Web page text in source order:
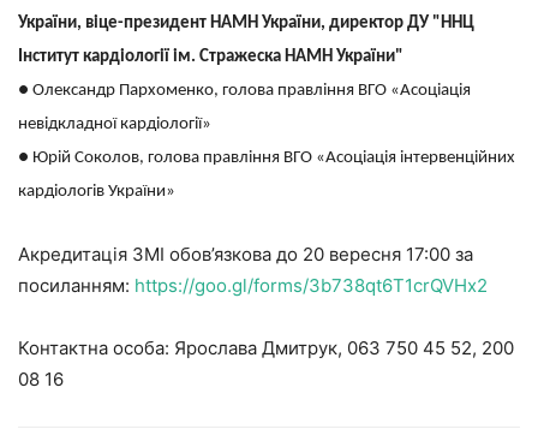
України, віце-президент НАМН України, директор ДУ "ННЦ
Інститут кардіології ім. Стражеска НАМН України"
● Олександр Пархоменко, голова правління ВГО «Асоціація
невідкладної кардіології»
● Юрій Соколов, голова правління ВГО «Асоціація інтервенційних
кардіологів України»
Акредитація ЗМІ обов’язкова до 20 вересня 17:00 за
посиланням: https://goo.gl/forms/3b738qt6T1crQVHx2
Контактна особа: Ярослава Дмитрук, 063 750 45 52, 200
08 16